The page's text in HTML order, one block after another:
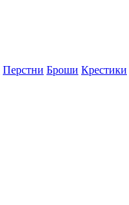
Перстни Броши Крестики